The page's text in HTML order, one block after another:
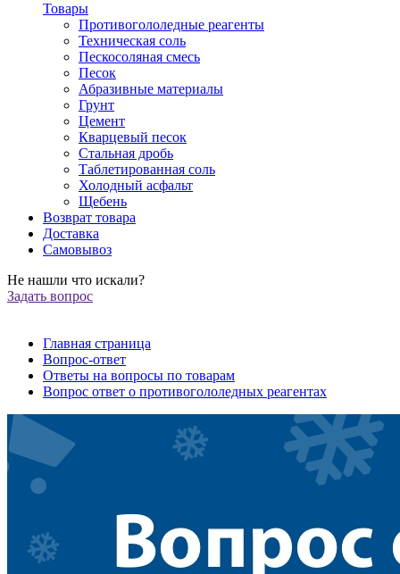
Товары
Противогололедные реагенты
Техническая соль
Пескосоляная смесь
Песок
Абразивные материалы
Грунт
Цемент
Кварцевый песок
Стальная дробь
Таблетированная соль
Холодный асфальт
Щебень
Возврат товара
Доставка
Самовывоз
Не нашли что искали?
Задать вопрос
Главная страница
Вопрос-ответ
Ответы на вопросы по товарам
Вопрос ответ о противогололедных реагентах